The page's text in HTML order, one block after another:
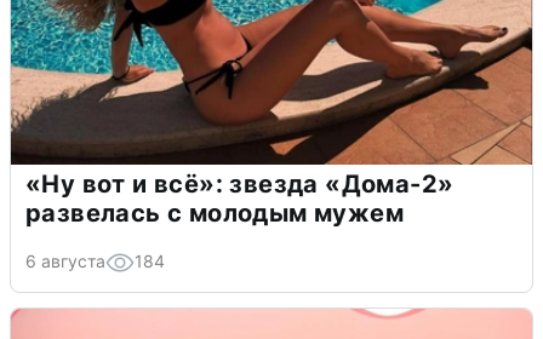
«Ну вот и всё»: звезда «Дома-2»
развелась с молодым мужем
6 августа 184